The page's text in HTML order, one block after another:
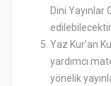
Dini Yayınlar
edilebilecektir.
Yaz Kur’an
yardımcı
yönelik